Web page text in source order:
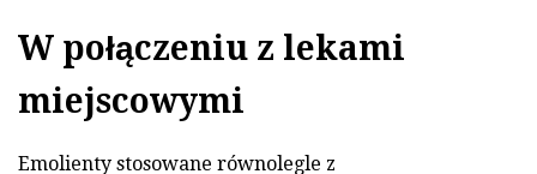
W połączeniu z lekami
miejscowymi
Emolienty stosowane równolegle z